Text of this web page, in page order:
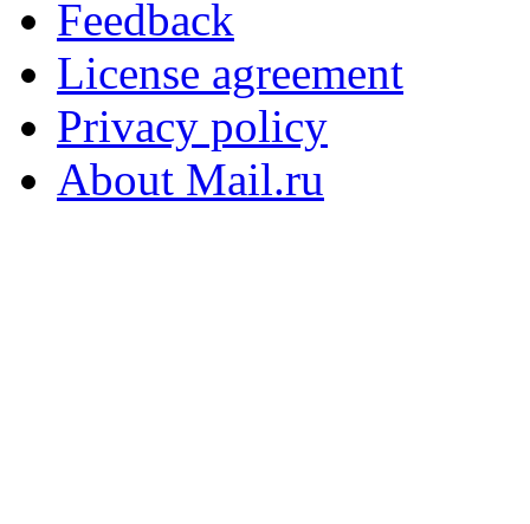
Feedback
License agreement
Privacy policy
About Mail.ru